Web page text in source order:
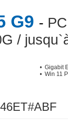
G9 -
/
• Gigabit
• Win 11